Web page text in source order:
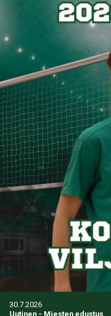
30.7.2026
Uutinen - Miesten edustus